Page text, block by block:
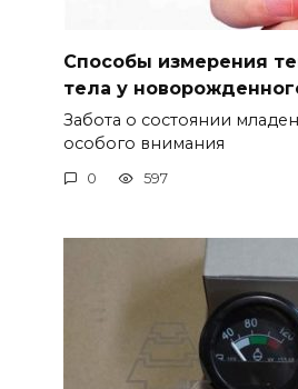
Способы измерения
тела у
Забота о состоянии
особого внимания
0 597